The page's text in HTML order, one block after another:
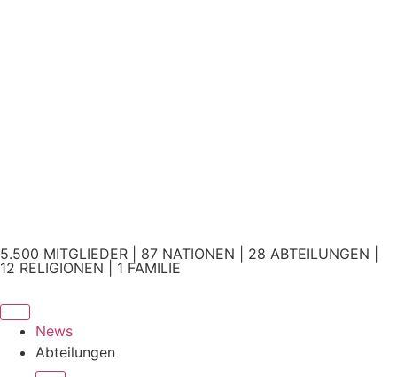
5.500 MITGLIEDER | 87 NATIONEN | 28 ABTEILUNGEN |
12 RELIGIONEN | 1 FAMILIE
News
Abteilungen